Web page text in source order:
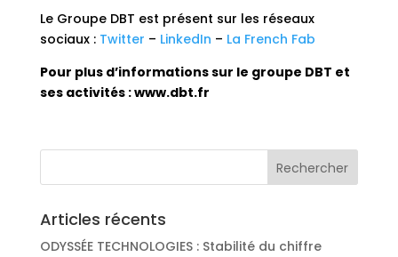
Le Groupe DBT est présent sur les réseaux
sociaux : Twitter – LinkedIn – La French Fab
Pour plus d’informations sur le groupe DBT et
ses activités :www.dbt.fr
Articles récents
ODYSSÉE TECHNOLOGIES : Stabilité du chiffre